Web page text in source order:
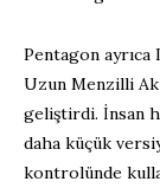
Pentagon
Uzun Menzilli
geliştirdi. İnsan
daha küçük
kontrolünde